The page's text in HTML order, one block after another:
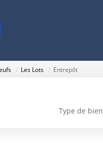
Les Lots Entrepôt
Type de bien